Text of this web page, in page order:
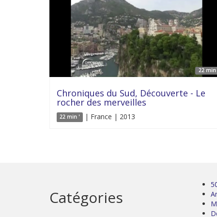
22 min
Chroniques du Sud, Découverte - Le
rocher des merveilles
22 min ' | France | 2013
Catégories